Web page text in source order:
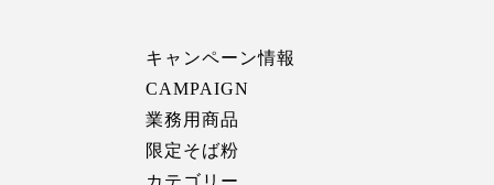
キャンペーン情報
CAMPAIGN
業務用商品
限定そば粉
カテゴリー